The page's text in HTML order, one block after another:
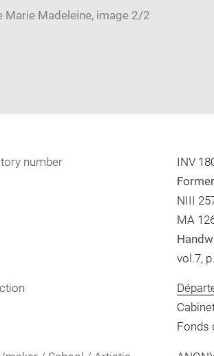
number
INV
NIII
MA
vol.7,
Fonds